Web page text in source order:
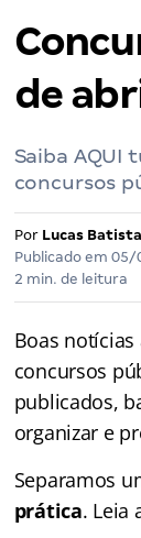
de
Saiba AQUI
concursos
Por Lucas Batista
Publicado em 05/
2 min. de leitura
Boas
concursos
publicados,
organizar e
Separamos
prática. Leia